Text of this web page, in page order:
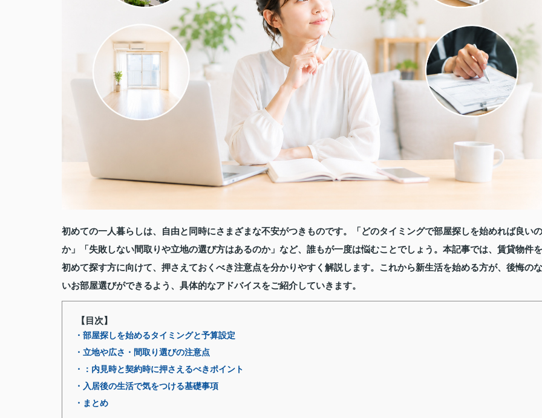
初めての一人暮らしは、自由と同時にさまざまな不安がつきものです。「どのタイミングで部屋探しを始めれば良いの
か」「失敗しない間取りや立地の選び方はあるのか」など、誰もが一度は悩むことでしょう。本記事では、賃貸物件を
初めて探す方に向けて、押さえておくべき注意点を分かりやすく解説します。これから新生活を始める方が、後悔のな
いお部屋選びができるよう、具体的なアドバイスをご紹介していきます。
【目次】
・部屋探しを始めるタイミングと予算設定
・立地や広さ・間取り選びの注意点
・：内見時と契約時に押さえるべきポイント
・入居後の生活で気をつける基礎事項
・まとめ